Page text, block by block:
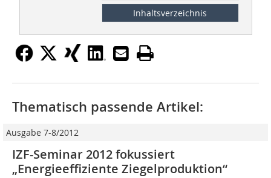
Inhaltsverzeichnis
Thematisch passende Artikel:
Ausgabe 7-8/2012
IZF-Seminar 2012 fokussiert
„Energieeffiziente Ziegelproduktion“